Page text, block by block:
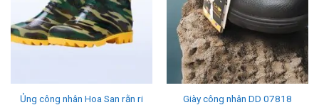
Ủng công nhân Hoa San rằn ri
Giày công nhân DD 07818